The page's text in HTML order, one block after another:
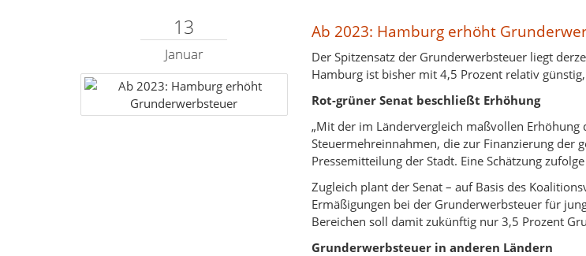
13
Januar
Ab 2023: Hamburg erhöht
Der Spitzensatz der Grunderwerbsteuer liegt
Hamburg ist bisher mit 4,5 Prozent relativ
Rot-grüner Senat beschließt Erhöhung
„Mit der im Ländervergleich maßvollen Erhöhung
Steuermehreinnahmen, die zur Finanzierung der
Pressemitteilung der Stadt. Eine Schätzung
Zugleich plant der Senat – auf Basis des
Ermäßigungen bei der Grunderwerbsteuer für
Bereichen soll damit zukünftig nur 3,5 Prozent
Grunderwerbsteuer in anderen Ländern